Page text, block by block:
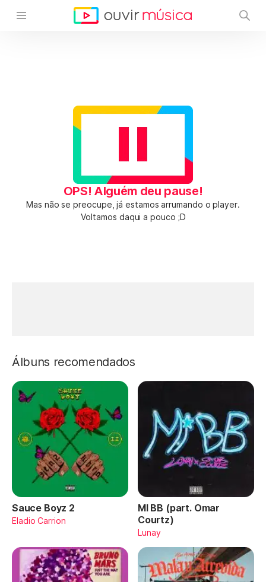
OPS! Alguém deu pause!
Mas não se preocupe, já estamos arrumando o player.
Voltamos daqui a pouco ;D
Álbuns recomendados
Sauce Boyz 2
Eladio Carrion
MI BB (part. Omar
Courtz)
Lunay